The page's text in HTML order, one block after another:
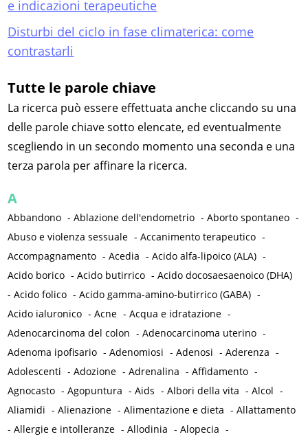
e indicazioni terapeutiche
Disturbi del ciclo in fase climaterica: come
contrastarli
Tutte le parole chiave
La ricerca può essere effettuata anche cliccando su una
delle parole chiave sotto elencate, ed eventualmente
scegliendo in un secondo momento una seconda e una
terza parola per affinare la ricerca.
A
Abbandono -Ablazione dell'endometrio -Aborto spontaneo -
Abuso e violenza sessuale -Accanimento terapeutico -
Accompagnamento -Acedia -Acido alfa-lipoico (ALA) -
Acido borico -Acido butirrico -Acido docosaesaenoico (DHA)
-Acido folico -Acido gamma-amino-butirrico (GABA) -
Acido ialuronico -Acne -Acqua e idratazione -
Adenocarcinoma del colon -Adenocarcinoma uterino -
Adenoma ipofisario -Adenomiosi -Adenosi -Aderenza -
Adolescenti -Adozione -Adrenalina -Affidamento -
Agnocasto -Agopuntura -Aids -Albori della vita -Alcol -
Aliamidi -Alienazione -Alimentazione e dieta -Allattamento
-Allergie e intolleranze -Allodinia -Alopecia -